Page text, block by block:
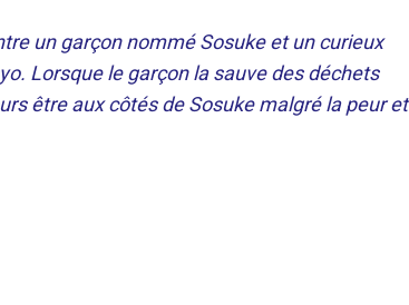
un garçon nommé Sosuke et un curieux
Lorsque le garçon la sauve des déchets
être aux côtés de Sosuke malgré la peur et